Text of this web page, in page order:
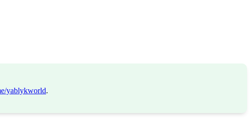
yablykworld.